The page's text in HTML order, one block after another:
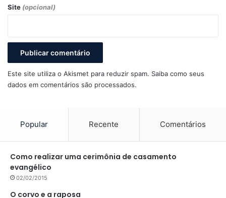
Site (opcional)
Este site utiliza o Akismet para reduzir spam. Saiba como seus
dados em comentários são processados.
Popular Recente Comentários
Como realizar uma cerimônia de casamento
evangélico
02/02/2015
O corvo e a raposa